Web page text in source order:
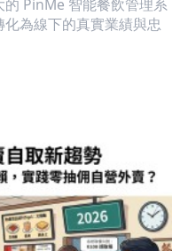
PinMe 智能餐飲管理系
為線下的真實業績與忠